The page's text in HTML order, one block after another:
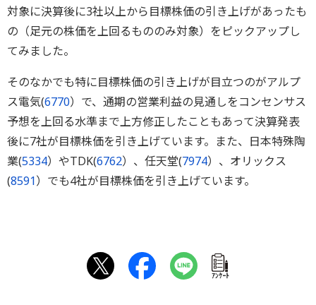
対象に決算後に3社以上から目標株価の引き上げがあったも
の（足元の株価を上回るもののみ対象）をピックアップし
てみました。
そのなかでも特に目標株価の引き上げが目立つのがアルプ
ス電気(6770）で、通期の営業利益の見通しをコンセンサス
予想を上回る水準まで上方修正したこともあって決算発表
後に7社が目標株価を引き上げています。また、日本特殊陶
業(5334）やTDK(6762）、任天堂(7974）、オリックス
(8591）でも4社が目標株価を引き上げています。
ｱﾝｹｰﾄ